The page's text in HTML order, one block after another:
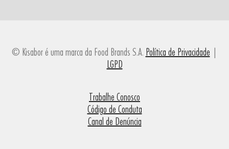
© Kisabor é uma marca da Food Brands S.A. Política de Privacidade |
LGPD
Trabalhe Conosco
Código de Conduta
Canal de Denúncia